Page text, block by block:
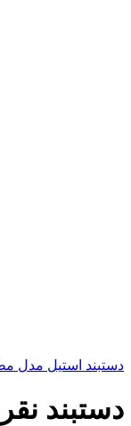
دستبند استیل مدل
دستبند